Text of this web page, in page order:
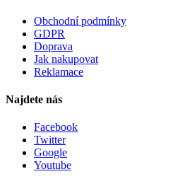
Obchodní podmínky
GDPR
Doprava
Jak nakupovat
Reklamace
Najdete nás
Facebook
Twitter
Google
Youtube